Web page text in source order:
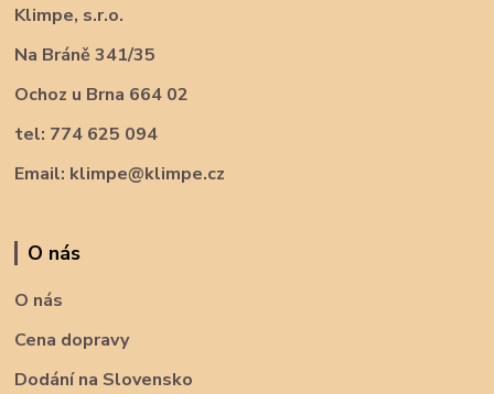
Klimpe, s.r.o.
Na Bráně 341/35
Ochoz u Brna 664 02
tel: 774 625 094
Email: klimpe@klimpe.cz
O nás
O nás
Cena dopravy
Dodání na Slovensko